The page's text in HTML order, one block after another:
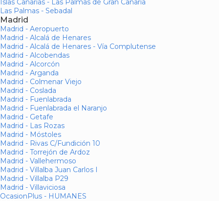
Islas Canarias - Las Palmas de Gran Canaria
Las Palmas - Sebadal
Madrid
Madrid - Aeropuerto
Madrid - Alcalá de Henares
Madrid - Alcalá de Henares - Vía Complutense
Madrid - Alcobendas
Madrid - Alcorcón
Madrid - Arganda
Madrid - Colmenar Viejo
Madrid - Coslada
Madrid - Fuenlabrada
Madrid - Fuenlabrada el Naranjo
Madrid - Getafe
Madrid - Las Rozas
Madrid - Móstoles
Madrid - Rivas C/Fundición 10
Madrid - Torrejón de Ardoz
Madrid - Vallehermoso
Madrid - Villalba Juan Carlos I
Madrid - Villalba P29
Madrid - Villaviciosa
OcasionPlus - HUMANES